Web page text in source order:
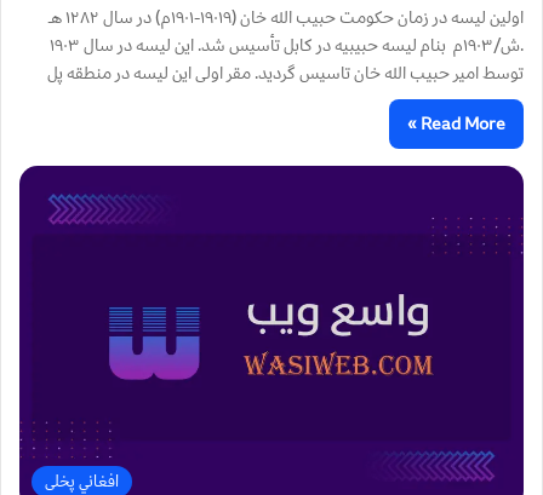
اولين ليسه در زمان حكومت حبيب الله خان (۱۹۰۱۹-۱۹۰۱م) در سال ۱۲۸۲ هـ
.ش/۱۹۰۳م بنام لیسه حبیبیه در كابل تأسيس شد. این لیسه در سال ۱۹۰۳
توسط امیر حبیب الله خان تاسیس گردید. مقر اولی این لیسه در منطقه پل
Read More »
افغاني پخلی